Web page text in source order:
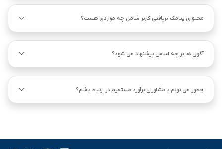
محتوای پیامک دریافتی کاربر شامل چه مواردی هست؟
آگهی ها بر چه اساس پیشنهاد می شود؟
چطور می تونم با مشاوران برآورد مستقیم در ارتباط باشم؟